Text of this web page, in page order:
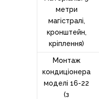
метри
магістралі,
кронштейн,
кріплення)
Монтаж
кондиціонера
моделі 16-22
(з